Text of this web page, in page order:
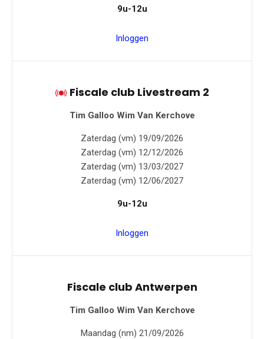
9u-12u
Inloggen
Fiscale club Livestream 2
Tim Galloo Wim Van Kerchove
Zaterdag (vm) 19/09/2026
Zaterdag (vm) 12/12/2026
Zaterdag (vm) 13/03/2027
Zaterdag (vm) 12/06/2027
9u-12u
Inloggen
Fiscale club Antwerpen
Tim Galloo Wim Van Kerchove
Maandag (nm) 21/09/2026